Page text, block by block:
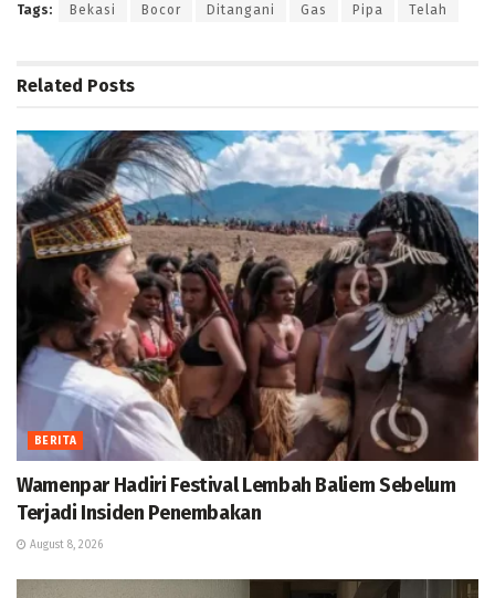
Tags: Bekasi Bocor Ditangani Gas Pipa Telah
Related Posts
BERITA
Wamenpar Hadiri Festival Lembah Baliem Sebelum
Terjadi Insiden Penembakan
August 8, 2026